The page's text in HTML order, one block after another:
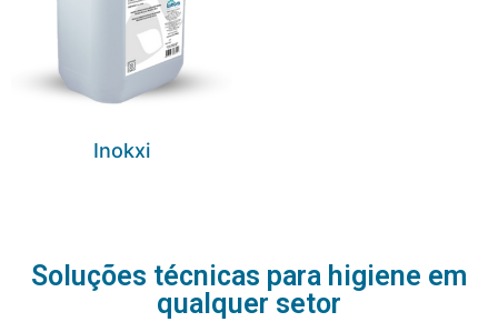
Inokxi
Soluções técnicas para higiene em
qualquer setor